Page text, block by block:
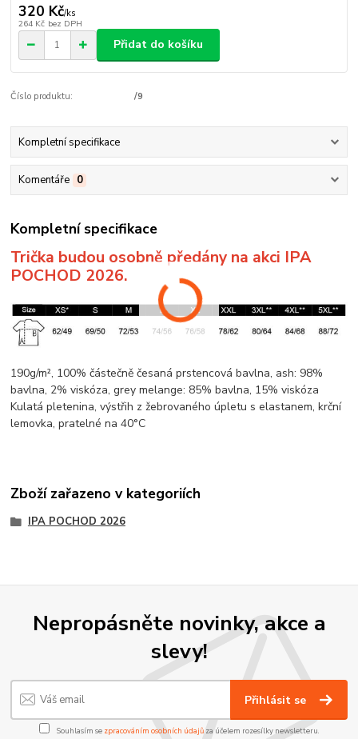
320 Kč/ks
264 Kč bez DPH
Přidat do košíku
Číslo produktu: /9
Kompletní specifikace
Komentáře 0
Kompletní specifikace
Trička budou osobně předány na akci IPA
POCHOD 2026.
190g/m², 100% částečně česaná prstencovábavlna, ash: 98%
bavlna, 2%viskóza, greymelange: 85%bavlna, 15%viskóza
Kulatá pletenina, výstřih z žebrovaného úpletu s elastanem,krční
lemovka, pratelné na 40°C
Zboží zařazeno v kategoriích
IPA POCHOD 2026
Nepropásněte novinky, akce a
slevy!
Přihlásit se
Souhlasím se zpracováním osobních údajůza účelem rozesílky newsletteru.